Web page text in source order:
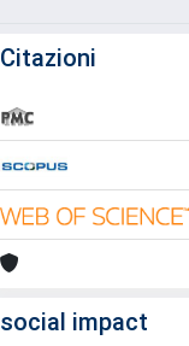
Citazioni
social impact